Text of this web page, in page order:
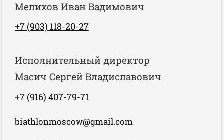
Мелихов Иван Вадимович
+7 (903) 118-20-27
Исполнительный директор
Масич Сергей Владиславович
+7 (916) 407-79-71
biathlonmoscow@gmail.com